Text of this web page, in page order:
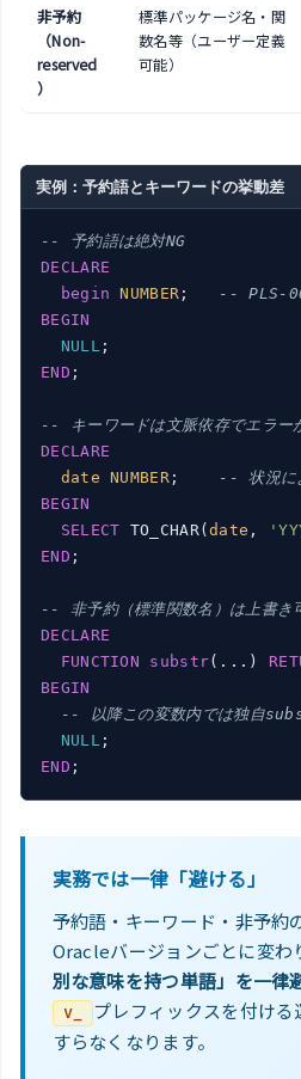
非予約
（Non-
reserved
）
標準パッケージ名・関
数名等（ユーザー定義
可能）
実例：予約語とキーワードの挙動差
-- 予約語は絶対NG
DECLARE
begin
NUMBER ;
-- PLS-
BEGIN
NULL
END ;
-- キーワードは文脈依存でエラー
DECLARE
date
NUMBER ;
-- 状況に
BEGIN
SELECT TO_CHAR(date ,
END ;
-- 非予約（標準関数名）は上書き
DECLARE
FUNCTION
substr(...)
BEGIN
-- 以降この変数内では独自
NULL
END
実務では一律「避ける」
予約語・キーワード・非予約
Oracleバージョンごとに変わ
別な意味を持つ単語」を一律
v_
プレフィックスを付け
すらなくなります。